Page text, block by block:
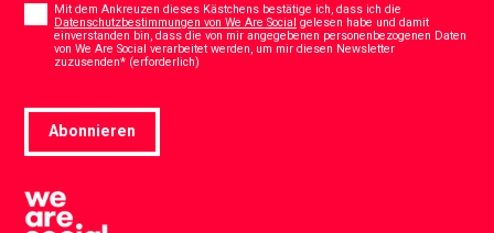
Mit dem Ankreuzen dieses Kästchens bestätige ich, dass ich die
Datenschutzbestimmungen von We Are Social gelesen habe und damit
einverstanden bin, dass die von mir angegebenen personenbezogenen Daten
von We Are Social verarbeitet werden, um mir diesen Newsletter
zuzusenden* (erforderlich)
Abonnieren